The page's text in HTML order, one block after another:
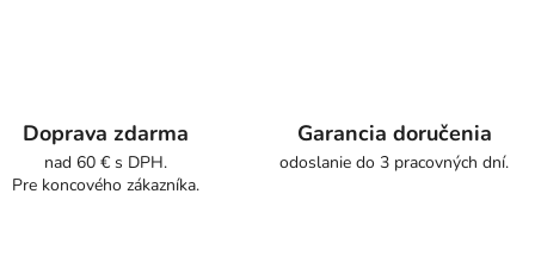
Doprava zdarma
nad 60 € s DPH.
Pre koncového zákazníka.
Garancia doručenia
odoslanie do 3 pracovných dní.